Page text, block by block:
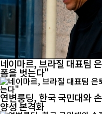
네이마르, 브라질 대표팀
폼을 벗는다"
연변룽딩, 한국 국민대와
양성 본격화